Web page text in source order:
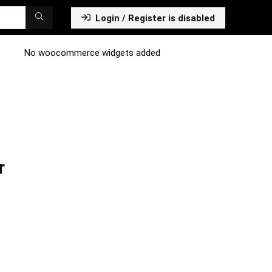
Login / Register is disabled
No woocommerce widgets added